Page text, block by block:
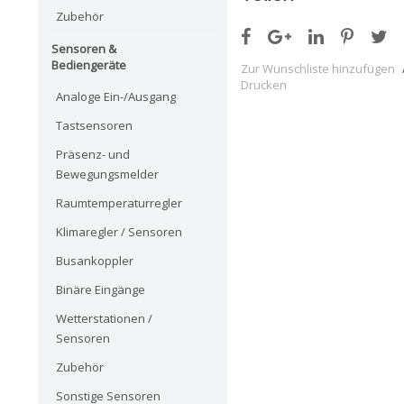
Zubehör
Sensoren &
Bediengeräte
Analoge Ein-/Ausgang
Tastsensoren
Präsenz- und
Bewegungsmelder
Raumtemperaturregler
Klimaregler / Sensoren
Busankoppler
Binäre Eingänge
Wetterstationen /
Sensoren
Zubehör
Sonstige Sensoren
Zur Wunschliste hinzufügen
Drucken